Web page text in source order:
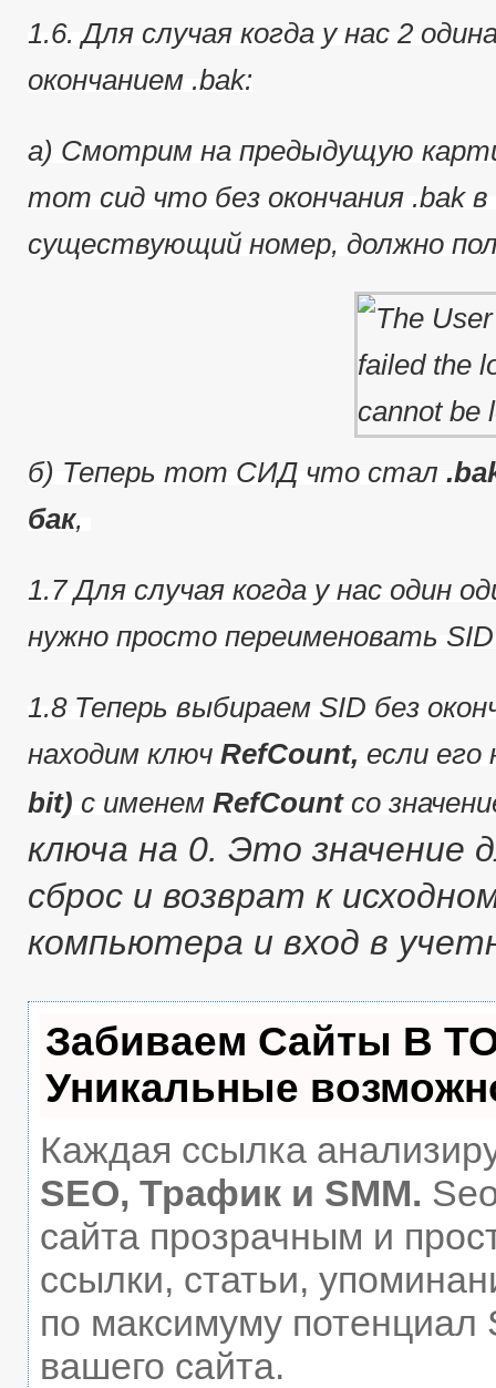
1.6. Для случая когда у нас 2
окончанием .bak:
a) Смотрим на предыдущую
тот сид что без окончания .bak
существующий номер, должно
б) Теперь тот СИД что стал
бак,
1.7 Для случая когда у нас один
нужно просто переименовать
1.8 Теперь выбираем SID без
находим ключ RefCount, если
bit) с именем RefCountсо
ключа на 0. Это значение
сброс и возврат к
компьютера и вход в
Забиваем Сайты В
Уникальные
Каждая ссылка
SEO, Трафик и SMM.
сайта прозрачным и
ссылки, статьи,
по максимуму
вашего сайта.